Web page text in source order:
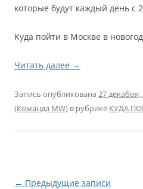
которые будут каждый день с
Куда пойти в Москве в
Читать далее →
Запись опубликована 27 декабря,
(Команда MW) в рубрике КУДА
Навигация
← Предыдущие записи